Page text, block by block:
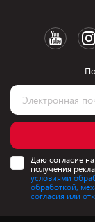
Даю согласие
получения
условиями
обработкой,
согласия или